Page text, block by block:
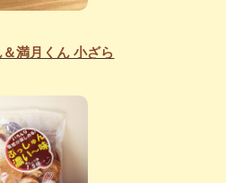
満月くん 小ざら